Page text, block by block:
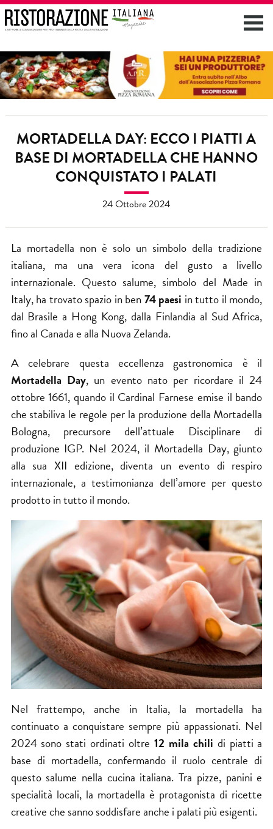
MORTADELLA DAY: ECCO I PIATTI A
BASE DI MORTADELLA CHE HANNO
CONQUISTATO I PALATI
24 Ottobre 2024
La mortadella non è solo un simbolo della tradizione
italiana, ma una vera icona del gusto a livello
internazionale. Questo salume, simbolo del Made in
Italy, ha trovato spazio in ben74 paesi in tutto il mondo,
dal Brasile a Hong Kong, dalla Finlandia al Sud Africa,
fino al Canada e alla Nuova Zelanda.
A celebrare questa eccellenza gastronomica è il
Mortadella Day, un evento nato per ricordare il 24
ottobre 1661, quando il Cardinal Farnese emise il bando
che stabiliva le regole per la produzione della Mortadella
Bologna, precursore dell’attuale Disciplinare di
produzione IGP. Nel 2024, il Mortadella Day, giunto
alla sua XII edizione, diventa un evento di respiro
internazionale, a testimonianza dell’amore per questo
prodotto in tutto il mondo.
Nel frattempo, anche in Italia, la mortadella ha
continuato a conquistare sempre più appassionati. Nel
2024 sono stati ordinati oltre 12 mila chili di piatti a
base di mortadella, confermando il ruolo centrale di
questo salume nella cucina italiana. Tra pizze, panini e
specialità locali, la mortadella è protagonista di ricette
creative che sanno soddisfare anche i palati più esigenti.